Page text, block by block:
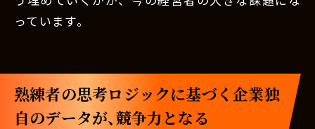
っています。
熟練者の思考ロジックに基づく企業独
自のデータが、競争力となる